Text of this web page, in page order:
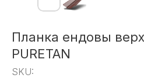
Планка ендовы
PURETAN
SKU: